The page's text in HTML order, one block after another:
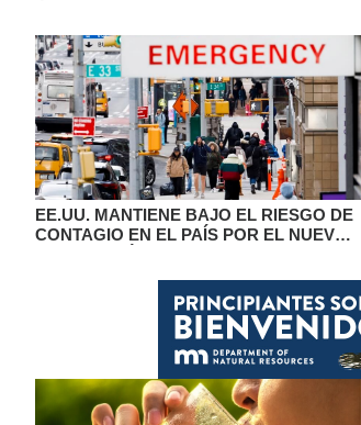
EE.UU. MANTIENE BAJO EL RIESGO DE
CONTAGIO EN EL PAÍS POR EL NUEVO